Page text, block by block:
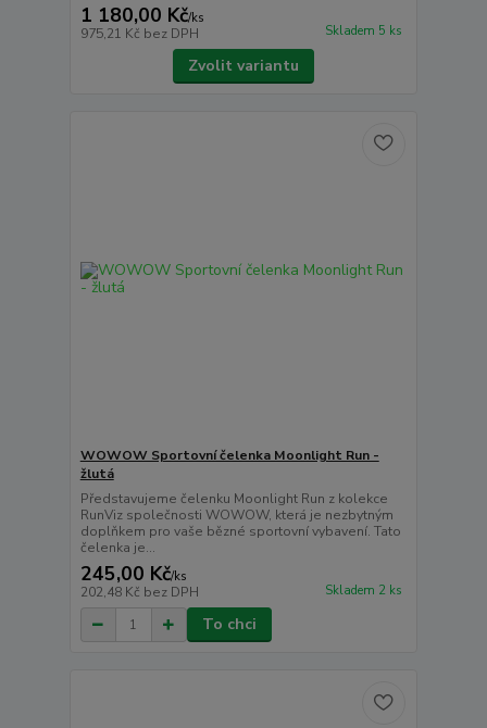
1 180,00 Kč/ks
975,21 Kč bez DPH Skladem 5 ks
Zvolit variantu
WOWOW Sportovní čelenka Moonlight Run -
žlutá
Představujeme čelenku Moonlight Run z kolekce
RunViz společnosti WOWOW, která je nezbytným
doplňkem pro vaše bězné sportovní vybavení. Tato
čelenka je...
245,00 Kč/ks
202,48 Kč bez DPH Skladem 2 ks
To chci